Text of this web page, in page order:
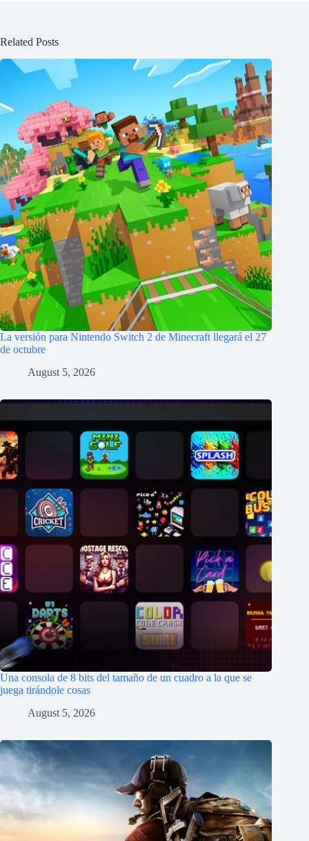
Related Posts
La versión para Nintendo Switch 2 de Minecraft llegará el 27
de octubre
August 5, 2026
Una consola de 8 bits del tamaño de un cuadro a la que se
juega tirándole cosas
August 5, 2026